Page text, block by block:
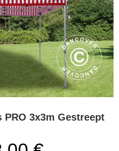
PRO 3x3m Gestreept